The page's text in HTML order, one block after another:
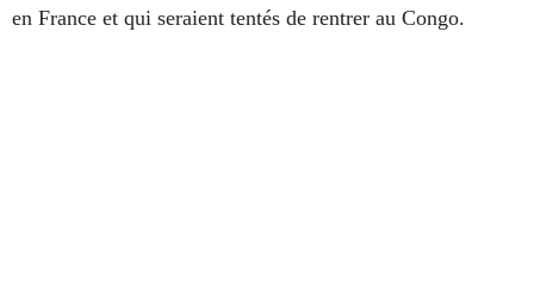
en France et qui seraient tentés de rentrer au Congo.